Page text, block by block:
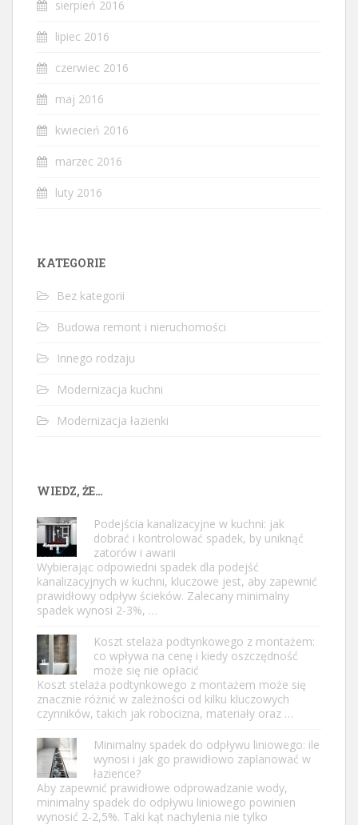
sierpień 2016
lipiec 2016
czerwiec 2016
maj 2016
kwiecień 2016
marzec 2016
luty 2016
KATEGORIE
Bez kategorii
Budowa remont i nieruchomości
Innego rodzaju
Modernizacja kuchni
Modernizacja łazienki
WIEDZ, ŻE…
Podejścia kanalizacyjne w kuchni: jak
dobrać i kontrolować spadek, by uniknąć
zatorów i awarii
Wybierając odpowiedni spadek dla podejść
kanalizacyjnych w kuchni, kluczowe jest, aby zapewnić
prawidłowy odpływ ścieków. Zalecany minimalny
spadek wynosi 2-3%, …
Koszt stelaża podtynkowego z montażem:
co wpływa na cenę i kiedy oszczędność
może się nie opłacić
Koszt stelaża podtynkowego z montażem może się
znacznie różnić w zależności od kilku kluczowych
czynników, takich jak robocizna, materiały oraz …
Minimalny spadek do odpływu liniowego: ile
wynosi i jak go prawidłowo zaplanować w
łazience?
Aby zapewnić prawidłowe odprowadzanie wody,
minimalny spadek do odpływu liniowego powinien
wynosić 2-2,5%. Taki kąt nachylenia nie tylko